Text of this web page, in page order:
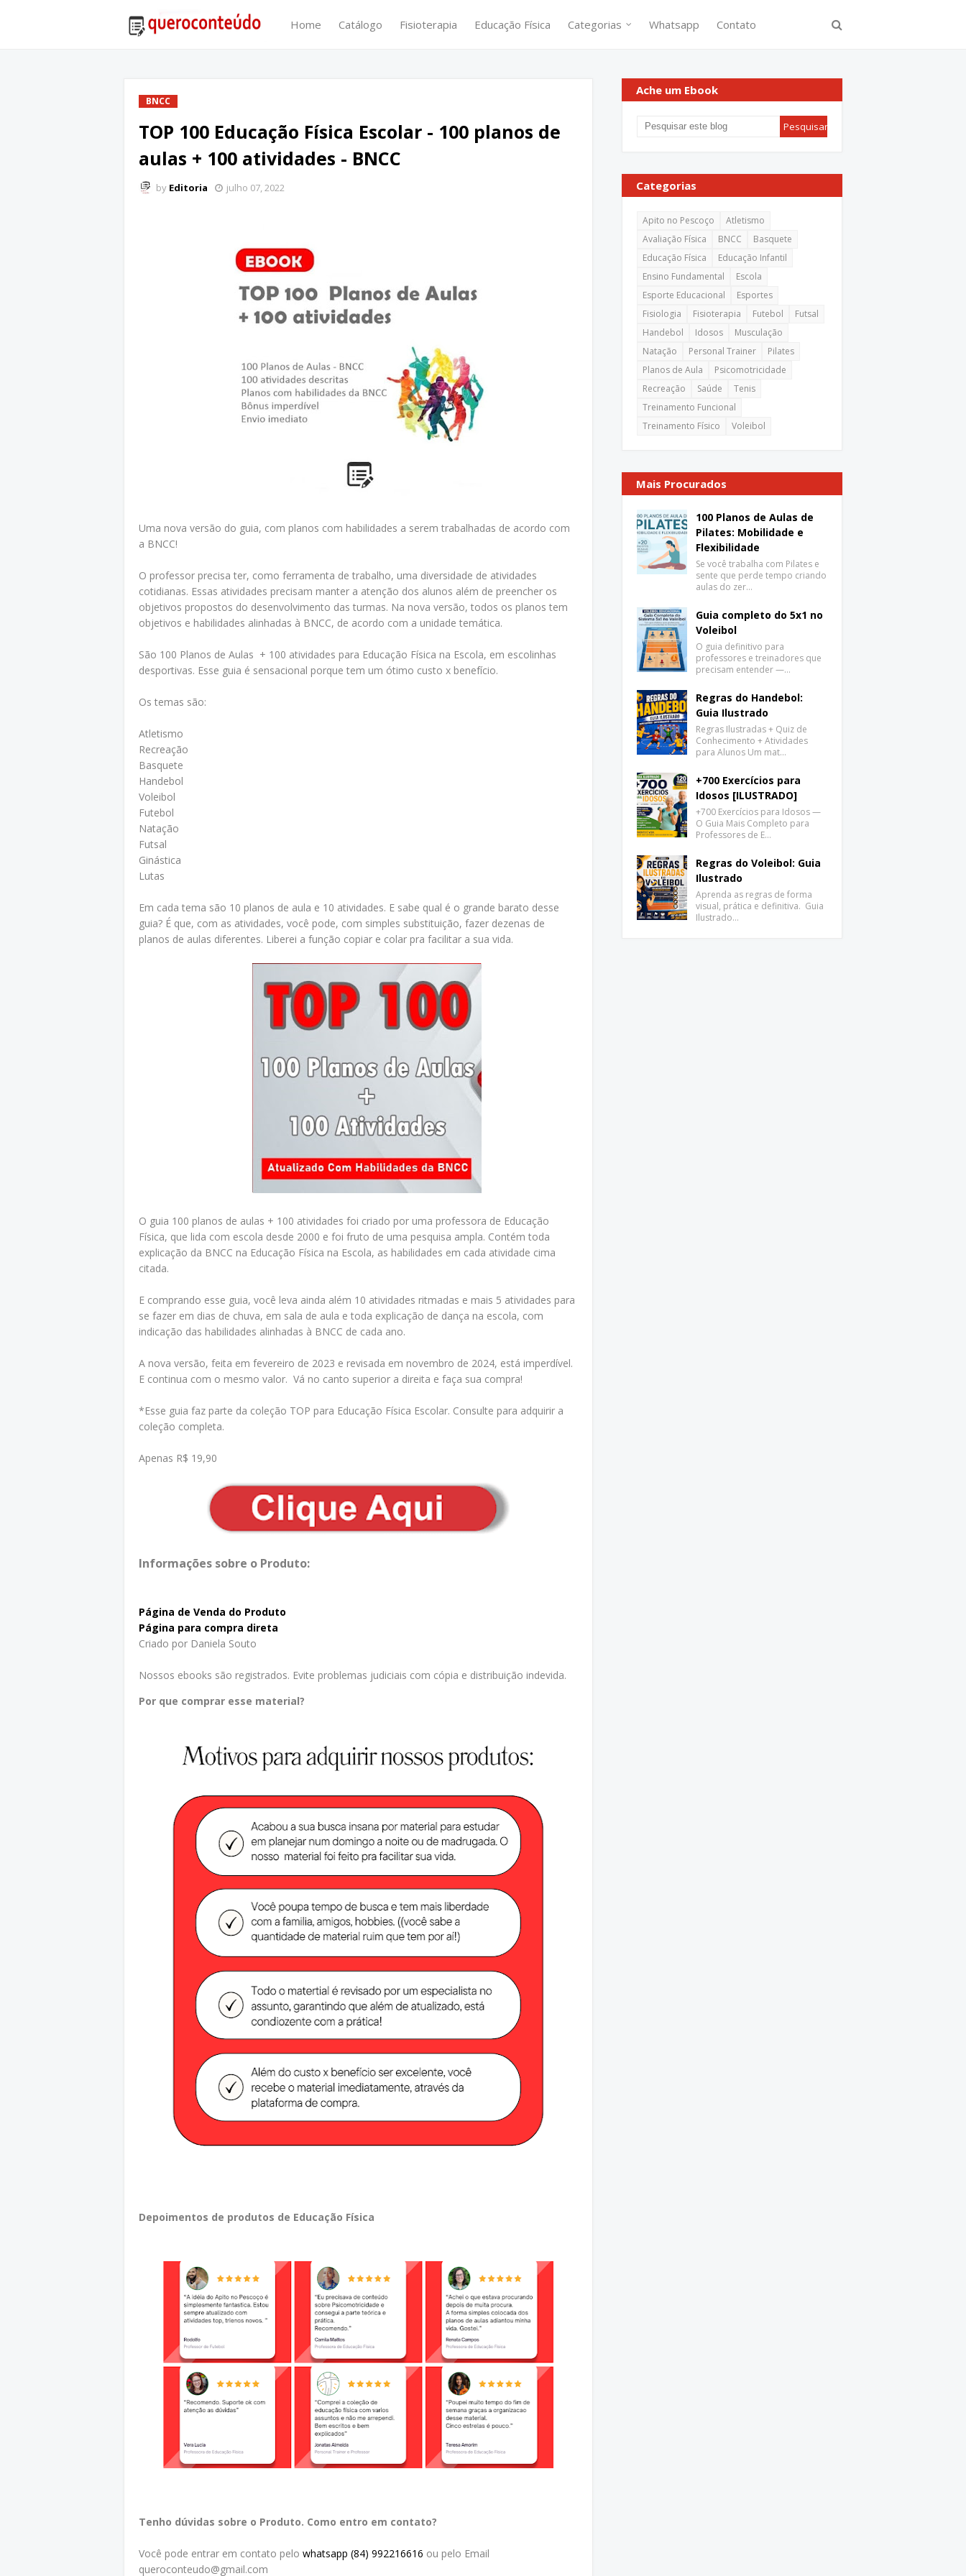
Home Catálogo Fisioterapia Educação Física Categorias Whatsapp Contato
BNCC
TOP 100 Educação Física Escolar - 100 planos de
aulas + 100 atividades - BNCC
by Editoria julho 07, 2022
Uma nova versão do guia, com planos com habilidades a serem trabalhadas de acordo com
a BNCC!
O professor precisa ter, como ferramenta de trabalho, uma diversidade de atividades
cotidianas. Essas atividades precisam manter a atenção dos alunos além de preencher os
objetivos propostos do desenvolvimento das turmas. Na nova versão, todos os planos tem
objetivos e habilidades alinhadas à BNCC, de acordo com a unidade temática.
São 100 Planos de Aulas + 100 atividades para Educação Física na Escola, em escolinhas
desportivas. Esse guia é sensacional porque tem um ótimo custo x benefício.
Os temas são:
Atletismo
Recreação
Basquete
Handebol
Voleibol
Futebol
Natação
Futsal
Ginástica
Lutas
Em cada tema são 10 planos de aula e 10 atividades. E sabe qual é o grande barato desse
guia? É que, com as atividades, você pode, com simples substituição, fazer dezenas de
planos de aulas diferentes. Liberei a função copiar e colar pra facilitar a sua vida.
O guia 100 planos de aulas + 100 atividades foi criado por uma professora de Educação
Física, que lida com escola desde 2000 e foi fruto de uma pesquisa ampla. Contém toda
explicação da BNCC na Educação Física na Escola, as habilidades em cada atividade cima
citada.
E comprando esse guia, você leva ainda além 10 atividades ritmadas e mais 5 atividades para
se fazer em dias de chuva, em sala de aula e toda explicação de dança na escola, com
indicação das habilidades alinhadas à BNCC de cada ano.
A nova versão, feita em fevereiro de 2023 e revisada em novembro de 2024, está imperdível.
E continua com o mesmo valor. Vá no canto superior a direita e faça sua compra!
*Esse guia faz parte da coleção TOP para Educação Física Escolar. Consulte para adquirir a
coleção completa.
Apenas R$ 19,90
Informações sobre o Produto:
Página de Venda do Produto
Página para compra direta
Criado por Daniela Souto
Nossos ebooks são registrados. Evite problemas judiciais com cópia e distribuição indevida.
Por que comprar esse material?
Depoimentos de produtos de Educação Física
Tenho dúvidas sobre o Produto. Como entro em contato?
Você pode entrar em contato pelo whatsapp (84) 992216616 ou pelo Email
queroconteudo@gmail.com
Ache um Ebook
Categorias
Apito no Pescoço
Atletismo
Avaliação Física
BNCC
Basquete
Educação Física
Educação Infantil
Ensino Fundamental
Escola
Esporte Educacional
Esportes
Fisiologia
Fisioterapia Futebol
Futsal
Handebol
Idosos
Musculação
Natação
Personal Trainer
Pilates
Planos de Aula
Psicomotricidade
Recreação
Saúde
Tenis
Treinamento Funcional
Treinamento Físico
Voleibol
Mais Procurados
100 Planos de Aulas de
Pilates: Mobilidade e
Flexibilidade
Se você trabalha com Pilates e
sente que perde tempo criando
aulas do zer…
Guia completo do 5x1 no
Voleibol
O guia definitivo para
professores e treinadores que
precisam entender —…
Regras do Handebol:
Guia Ilustrado
Regras Ilustradas + Quiz de
Conhecimento + Atividades
para Alunos Um mat…
+700 Exercícios para
Idosos [ILUSTRADO]
+700 Exercícios para Idosos —
O Guia Mais Completo para
Professores de E…
Regras do Voleibol: Guia
Ilustrado
Aprenda as regras de forma
visual, prática e definitiva. Guia
Ilustrado…